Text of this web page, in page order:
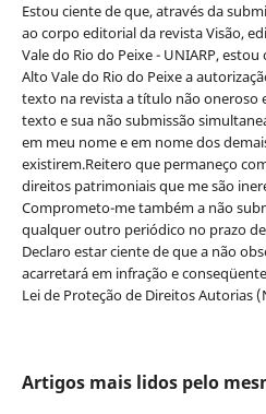
Estou ciente de que, através da
ao corpo editorial da revista Visão,
Vale do Rio do Peixe - UNIARP,
Alto Vale do Rio do Peixe a
texto na revista a título não oneroso
texto e sua não submissão
em meu nome e em nome dos
existirem.Reitero que permaneço
direitos patrimoniais que me são
Comprometo-me também a não
qualquer outro periódico no prazo
Declaro estar ciente de que a não
acarretará em infração e
Lei de Proteção de Direitos Autorias
Artigos mais lidos pelo